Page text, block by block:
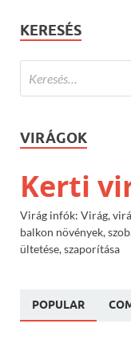
KERESÉS
VIRÁGOK
Kerti
Virág infók: Virág,
balkon növények,
ültetése, szaporítása
POPULAR